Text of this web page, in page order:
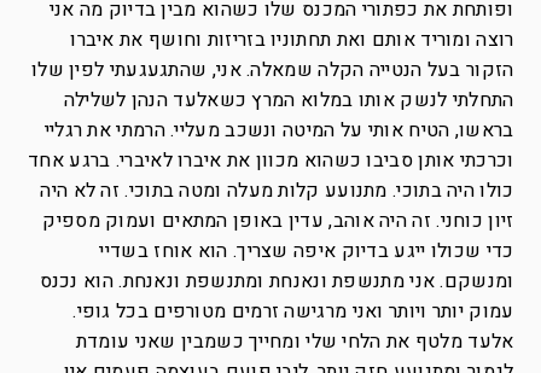
ופותחת את כפתורי המכנס שלו כשהוא מבין בדיוק מה אני
רוצה ומוריד אותם ואת תחתוניו בזריזות וחושף את איברו
הזקור בעל הנטייה הקלה שמאלה. אני, שהתגעגעתי לפין שלו
התחלתי לנשק אותו במלוא המרץ כשאלעד הנהן לשלילה
בראשו, הטיח אותי על המיטה ונשכב מעליי. הרמתי את רגליי
וכרכתי אותן סביבו כשהוא מכוון את איברו לאיברי. ברגע אחד
כולו היה בתוכי. מתנועע קלות מעלה ומטה בתוכי. זה לא היה
זיון כוחני. זה היה אוהב, עדין באופן המתאים ועמוק מספיק
כדי שכולו ייגע בדיוק איפה שצריך. הוא אוחז בשדיי
ומנשקם. אני מתנשפת ונאנחת ומתנשפת ונאנחת. הוא נכנס
עמוק יותר ויותר ואני מרגישה זרמים מטורפים בכל גופי.
אלעד מלטף את הלחי שלי ומחייך כשמבין שאני עומדת